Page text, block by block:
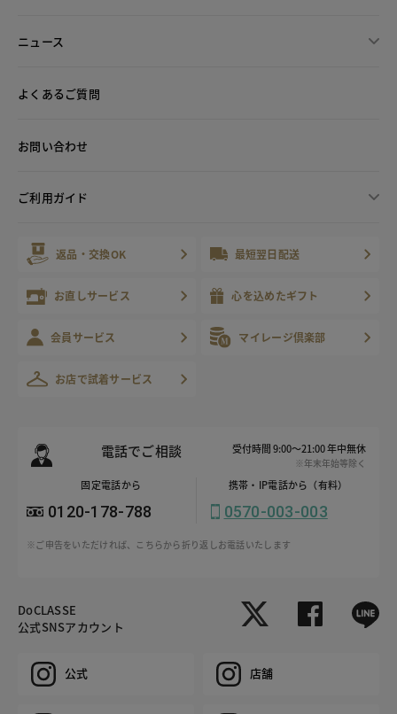
ニュース
よくあるご質問
お問い合わせ
ご利用ガイド
返品・交換OK 最短翌日配送
お直しサービス 心を込めたギフト
会員サービス マイレージ倶楽部
お店で試着サービス
電話でご相談 受付時間 9:00～21:00 年中無休
※年末年始等除く
固定電話から
0120-178-788
携帯・IP電話から（有料）
0570-003-003
※ご申告をいただければ、こちらから折り返しお電話いたします
DoCLASSE
公式SNSアカウント
公式 店舗